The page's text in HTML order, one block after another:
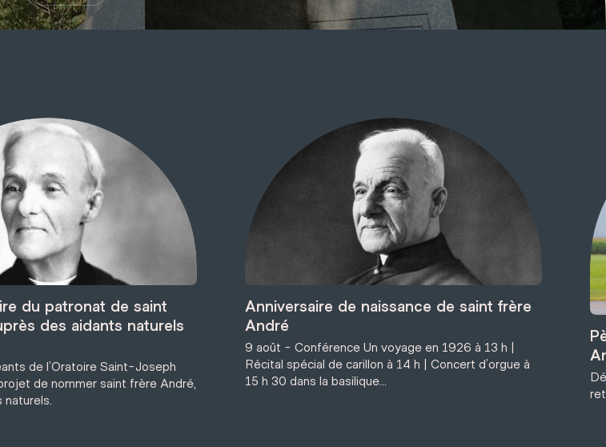
du patronat de saint
des aidants naturels
de l’Oratoire Saint-Joseph
de nommer saint frère André,
Anniversaire de naissance de saint frère
André
9 août - Conférence Un voyage en 1926 à 13 h |
Récital spécial de carillon à 14 h | Concert d’orgue à
15 h 30 dans la basilique...